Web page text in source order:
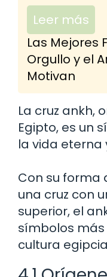
Leer más
Las Mejores
Orgullo y el
Motivan
La cruz ankh,
Egipto, es un
la vida eterna
Con su forma
una cruz con
superior, el
símbolos
cultura